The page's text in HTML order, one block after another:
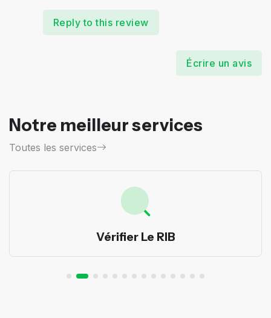
Reply to this review
Écrire un avis
Notre meilleur services
Toutes les services
Vérifier Le RIB